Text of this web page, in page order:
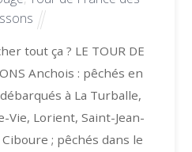
tout ça ? LE TOUR DE
Anchois : pêchés en
à La Turballe,
Vie, Lorient, Saint-Jean-
; pêchés dans le